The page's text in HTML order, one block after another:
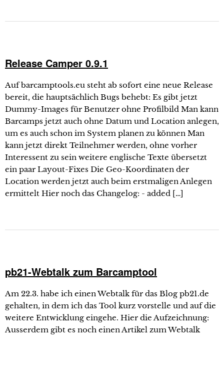
Release Camper 0.9.1
Auf barcamptools.eu steht ab sofort eine neue Release
bereit, die hauptsächlich Bugs behebt: Es gibt jetzt
Dummy-Images für Benutzer ohne Profilbild Man kann
Barcamps jetzt auch ohne Datum und Location anlegen,
um es auch schon im System planen zu können Man
kann jetzt direkt Teilnehmer werden, ohne vorher
Interessent zu sein weitere englische Texte übersetzt
ein paar Layout-Fixes Die Geo-Koordinaten der
Location werden jetzt auch beim erstmaligen Anlegen
ermittelt Hier noch das Changelog: - added […]
pb21-Webtalk zum Barcamptool
Am 22.3. habe ich einen Webtalk für das Blog pb21.de
gehalten, in dem ich das Tool kurz vorstelle und auf die
weitere Entwicklung eingehe. Hier die Aufzeichnung:
Ausserdem gibt es noch einen Artikel zum Webtalk